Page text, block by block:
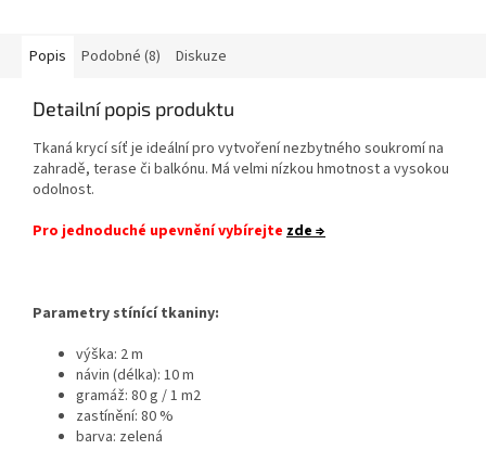
Popis Podobné (8) Diskuze
Detailní popis produktu
Tkaná krycí síť je ideální pro vytvoření nezbytného soukromí na
zahradě, terase či balkónu. Má velmi nízkou hmotnost a vysokou
odolnost.
Pro jednoduché upevnění vybírejte zde ⇒
Parametry stínící tkaniny:
výška: 2 m
návin (délka): 10 m
gramáž: 80 g / 1 m2
zastínění: 80 %
barva: zelená